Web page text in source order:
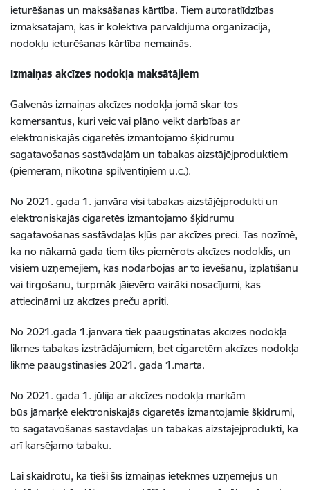
ieturēšanas un maksāšanas kārtība. Tiem autoratlīdzības
izmaksātājam, kas ir kolektīvā pārvaldījuma organizācija,
nodokļu ieturēšanas kārtība nemainās.
Izmaiņas akcīzes nodokļa maksātājiem
Galvenās izmaiņas akcīzes nodokļa jomā skar tos
komersantus, kuri veic vai plāno veikt darbības ar
elektroniskajās cigaretēs izmantojamo šķidrumu
sagatavošanas sastāvdaļām un tabakas aizstājējproduktiem
(piemēram, nikotīna spilventiņiem u.c.).
No 2021. gada 1. janvāra visi tabakas aizstājējprodukti un
elektroniskajās cigaretēs izmantojamo šķidrumu
sagatavošanas sastāvdaļas kļūs par akcīzes preci. Tas nozīmē,
ka no nākamā gada tiem tiks piemērots akcīzes nodoklis, un
visiem uzņēmējiem, kas nodarbojas ar to ievešanu, izplatīšanu
vai tirgošanu, turpmāk jāievēro vairāki nosacījumi, kas
attiecināmi uz akcīzes preču apriti.
No 2021.gada 1.janvāra tiek paaugstinātas akcīzes nodokļa
likmes tabakas izstrādājumiem, bet cigaretēm akcīzes nodokļa
likme paaugstināsies 2021. gada 1.martā.
No 2021. gada 1. jūlija ar akcīzes nodokļa markām
būs jāmarķē elektroniskajās cigaretēs izmantojamie šķidrumi,
to sagatavošanas sastāvdaļas un tabakas aizstājējprodukti, kā
arī karsējamo tabaku.
Lai skaidrotu, kā tieši šīs izmaiņas ietekmēs uzņēmējus un